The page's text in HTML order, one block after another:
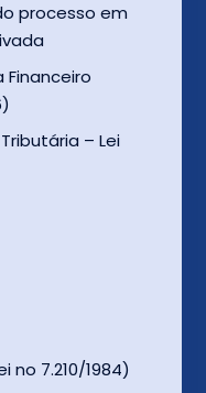
processo em
– Lei
no 7.210/1984)